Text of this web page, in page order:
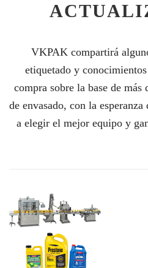
VKPAK compartirá
etiquetado y
compra sobre la base de más
de envasado, con la
a elegir el mejor equipo y